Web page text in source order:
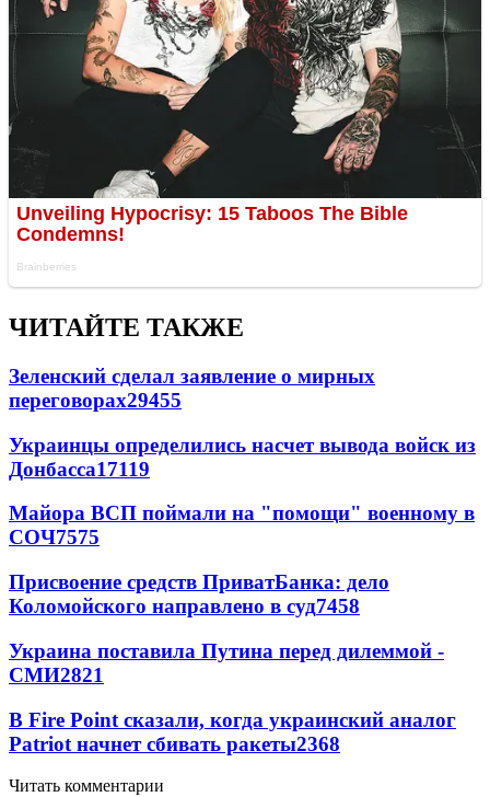
ЧИТАЙТЕ ТАКЖЕ
Зеленский сделал заявление о мирных
переговорах29455
Украинцы определились насчет вывода войск из
Донбасса17119
Майора ВСП поймали на "помощи" военному в
СОЧ7575
Присвоение средств ПриватБанка: дело
Коломойского направлено в суд7458
Украина поставила Путина перед дилеммой -
СМИ2821
В Fire Point сказали, когда украинский аналог
Patriot начнет сбивать ракеты2368
Читать комментарии